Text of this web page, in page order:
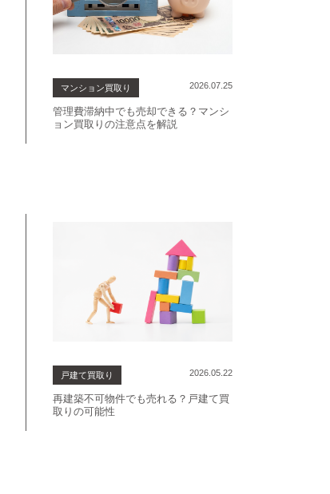
マンション買取り 2026.07.25
管理費滞納中でも売却できる？マンシ
ョン買取りの注意点を解説
戸建て買取り 2026.05.22
再建築不可物件でも売れる？戸建て買
取りの可能性